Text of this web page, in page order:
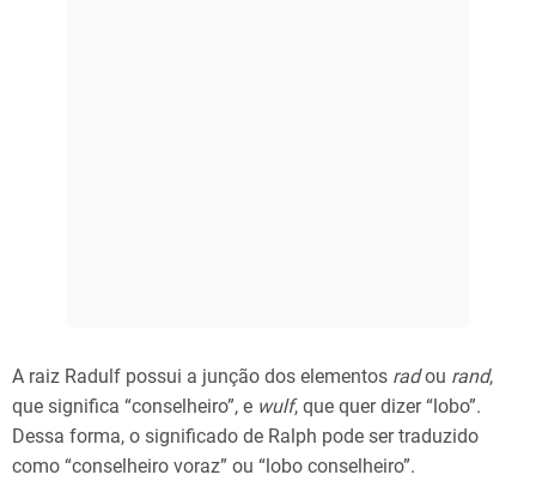
A raiz Radulf possui a junção dos elementos radou rand,
que significa “conselheiro”, e wulf, que quer dizer “lobo”.
Dessa forma, o significado de Ralph pode ser traduzido
como “conselheiro voraz” ou “lobo conselheiro”.